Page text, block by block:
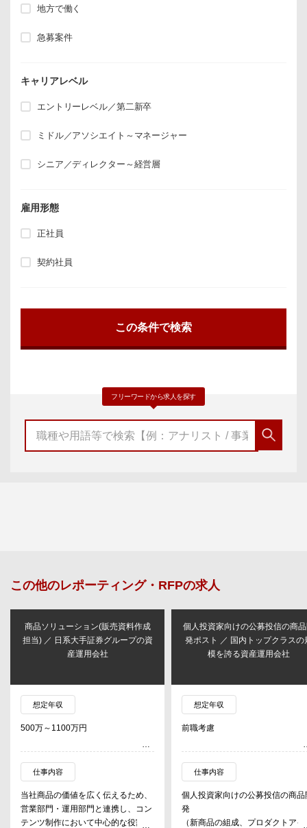
地方で働く
急募案件
キャリアレベル
エントリーレベル／第二新卒
ミドル／アソシエイト～マネージャー
シニア／ディレクター～経営層
雇用形態
正社員
契約社員
フリーワードから求人を探す
この他のレポーティング・RFPの求人
商品ソリューション(販売資料作成
担当) ／ 日系大手証券グループの資
産運用会社
想定年収
500万～1100万円
仕事内容
当社商品の価値を広く伝えるため、
営業部門・運用部門と連携し、コン
テンツ制作において中心的な役割を
個人投資家向けの公募投信の商
発ポスト ／ 国内トップクラスの
模を誇る資産運用会社
想定年収
前職考慮
仕事内容
個人投資家向けの公募投信の商品
発
（新商品の組成、プロダクトアイ